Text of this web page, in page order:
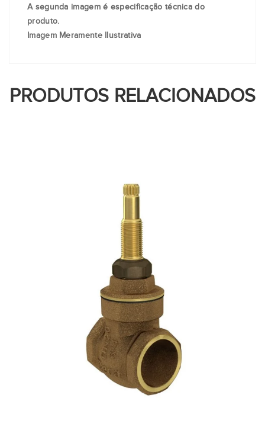
A segunda imagem é especificação técnica do
produto.
Imagem Meramente Ilustrativa
PRODUTOS RELACIONADOS